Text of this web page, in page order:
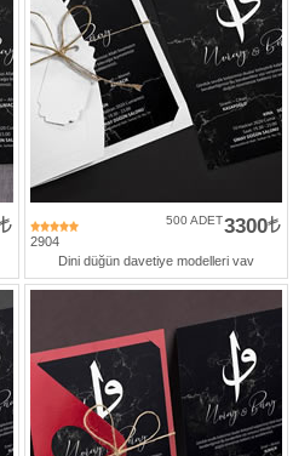
2904
3300
500 ADET
Dini düğün davetiye modelleri vav